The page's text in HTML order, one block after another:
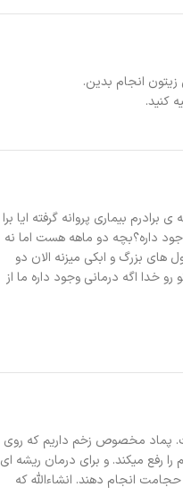
انجام بدین.
کنید.
بیماری پروانه گرفته ایا برا
داره؟بچه دو ماهه هست اما نه
های بزرگ و ابکی میزنه الان دو
رو خدا اگه درمانی وجود داره ما از
پماد مخصوص زخم داریم که روی
24 ساعته زخم را رفع میکند. و برای درمان ریشه ای
انجام دهند. انشاءالله که